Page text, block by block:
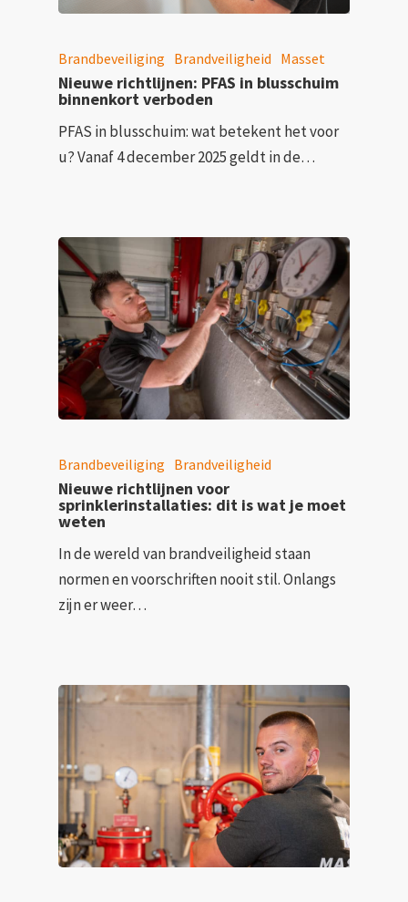
Brandbeveiliging Brandveiligheid Masset
Nieuwe richtlijnen: PFAS in blusschuim
binnenkort verboden
PFAS in blusschuim: wat betekent het voor
u? Vanaf 4 december 2025 geldt in de…
Brandbeveiliging Brandveiligheid
Nieuwe richtlijnen voor
sprinklerinstallaties: dit is wat je moet
weten
In de wereld van brandveiligheid staan
normen en voorschriften nooit stil. Onlangs
zijn er weer…